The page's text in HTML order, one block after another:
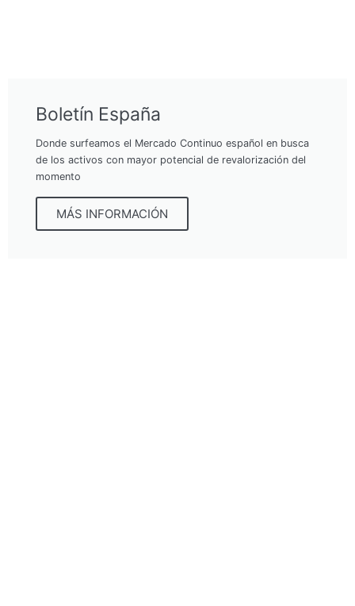
Boletín España
Donde surfeamos el Mercado Continuo español en busca
de los activos con mayor potencial de revalorización del
momento
MÁS INFORMACIÓN